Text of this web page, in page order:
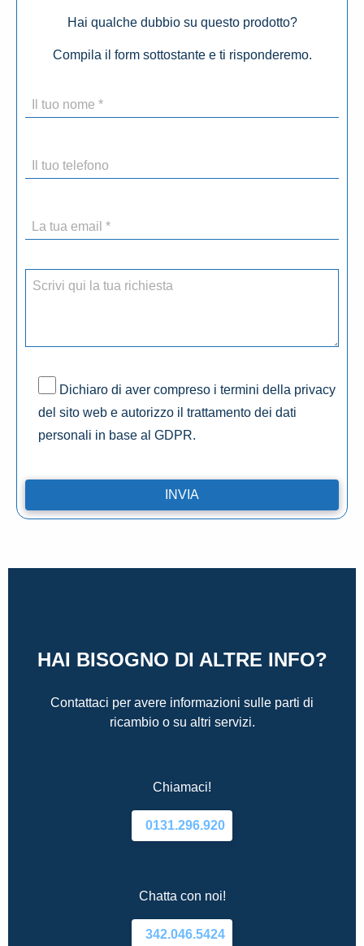
Hai qualche dubbio su questo prodotto?
Compila il form sottostante e ti risponderemo.
Dichiaro di aver compreso i termini della privacy
del sito web e autorizzo il trattamento dei dati
personali in base al GDPR.
HAI BISOGNO DI ALTRE INFO?
Contattaci per avere informazioni sulle parti di
ricambio o su altri servizi.
Chiamaci!
0131.296.920
Chatta con noi!
342.046.5424